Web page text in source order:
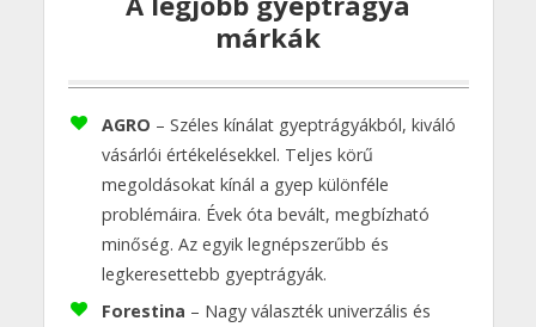
márkák
AGRO – Széles kínálat gyeptrágyákból, kiváló
vásárlói értékelésekkel. Teljes körű
megoldásokat kínál a gyep különféle
problémáira. Évek óta bevált, megbízható
minőség. Az egyik legnépszerűbb és
legkeresettebb gyeptrágyák.
Forestina – Nagy választék univerzális és